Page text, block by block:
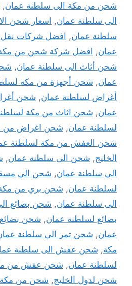
شحن من مكة الى سلطنة عمان,
الى سلطنة عمان, اسعار شحن
سلطنة عمان, افضل شركات نقل
عمان, افضل شركة شحن من
شحن أثاث الى سلطنة عمان,
عمان, شحن أجهزة من مكة
أغراض لسلطنة عمان, شحن
عمان, شحن اثاث من مكة
لسلطنة عمان, شحن اغراض من
شحن العفش من مكة لسلطنة
الخليج, شحن الى سلطنة عمان,
الي سلطنة عمان, شحن الي
لسلطنة عمان, شحن بري من
الى سلطنة عمان, شحن بضائع
بضائع لسلطنة عمان, شحن
عمان, شحن تمر الى سلطنة
مكة, شحن عفش الى سلطنة
لسلطنة عمان, شحن عفش من
شحن لدول الخليج, شحن من مكة